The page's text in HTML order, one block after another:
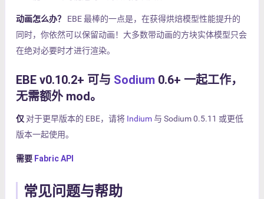
动画怎么办？
EBE 最棒的一点是，在获得烘焙模型性能提升的
同时，你依然可以保留动画！大多数带动画的方块实体模型只会
在绝对必要时才进行渲染。
EBE v0.10.2+ 可与 Sodium 0.6+ 一起工作，
无需额外 mod。
仅 对于更早版本的 EBE，请将 Indium与 Sodium 0.5.11 或更低
版本一起使用。
需要 Fabric API
常见问题与帮助